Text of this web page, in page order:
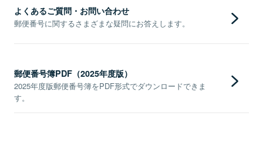
よくあるご質問・お問い合わせ
郵便番号に関するさまざまな疑問にお答えします。
郵便番号簿PDF（2025年度版）
2025年度版郵便番号簿をPDF形式でダウンロードできま
す。